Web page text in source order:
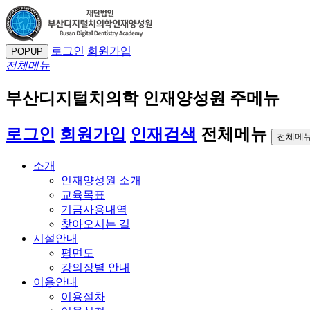
POPUP 로그인 회원가입
전체메뉴
부산디지털치의학 인재양성원 주메뉴
로그인 회원가입 인재검색 전체메뉴 전체메
소개
인재양성원 소개
교육목표
기금사용내역
찾아오시는 길
시설안내
평면도
강의장별 안내
이용안내
이용절차